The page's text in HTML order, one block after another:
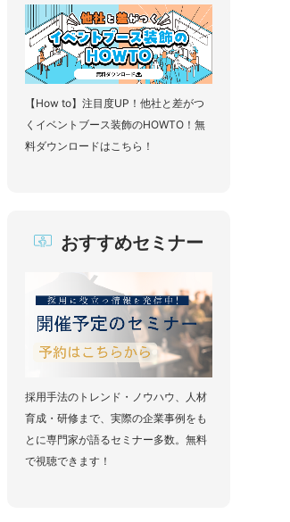
【How to】注目度UP！他社と差がつ
くイベントブース装飾のHOWTO！無
料ダウンロードはこちら！
おすすめセミナー
採用手法のトレンド・ノウハウ、人材
育成・研修まで、実際の企業事例をも
とに専門家が語るセミナー多数。無料
で視聴できます！